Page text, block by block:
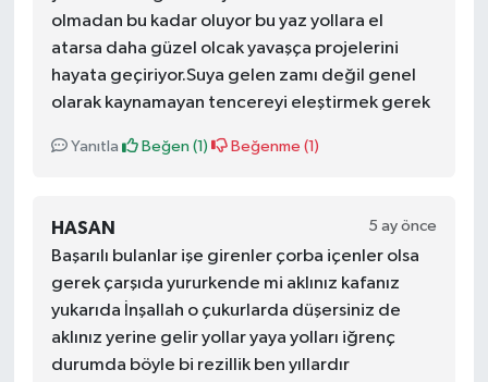
olmadan bu kadar oluyor bu yaz yollara el
atarsa daha güzel olcak yavaşça projelerini
hayata geçiriyor.Suya gelen zamı değil genel
olarak kaynamayan tencereyi eleştirmek gerek
Yanıtla Beğen (1 ) Beğenme (1 )
HASAN 5 ay önce
Başarılı bulanlar işe girenler çorba içenler olsa
gerek çarşıda yururkende mi aklınız kafanız
yukarıda İnşallah o çukurlarda düşersiniz de
aklınız yerine gelir yollar yaya yolları iğrenç
durumda böyle bi rezillik ben yıllardır